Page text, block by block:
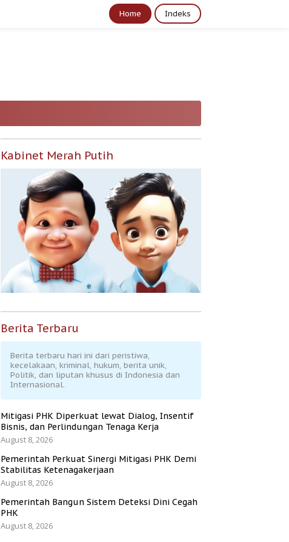
Home Indeks
Kabinet Merah Putih
Berita Terbaru
Berita terbaru hari ini dari peristiwa,
kecelakaan, kriminal, hukum, berita unik,
Politik, dan liputan khusus di Indonesia dan
Internasional.
Mitigasi PHK Diperkuat lewat Dialog, Insentif
Bisnis, dan Perlindungan Tenaga Kerja
August 8, 2026
Pemerintah Perkuat Sinergi Mitigasi PHK Demi
Stabilitas Ketenagakerjaan
August 8, 2026
Pemerintah Bangun Sistem Deteksi Dini Cegah
PHK
August 8, 2026